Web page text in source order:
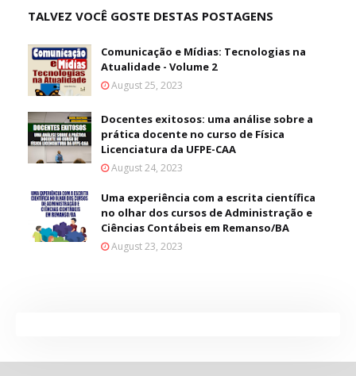
TALVEZ VOCÊ GOSTE DESTAS POSTAGENS
Comunicação e Mídias: Tecnologias na
Atualidade - Volume 2
August 25, 2023
Docentes exitosos: uma análise sobre a
prática docente no curso de Física
Licenciatura da UFPE-CAA
August 24, 2023
Uma experiência com a escrita científica
no olhar dos cursos de Administração e
Ciências Contábeis em Remanso/BA
August 23, 2023